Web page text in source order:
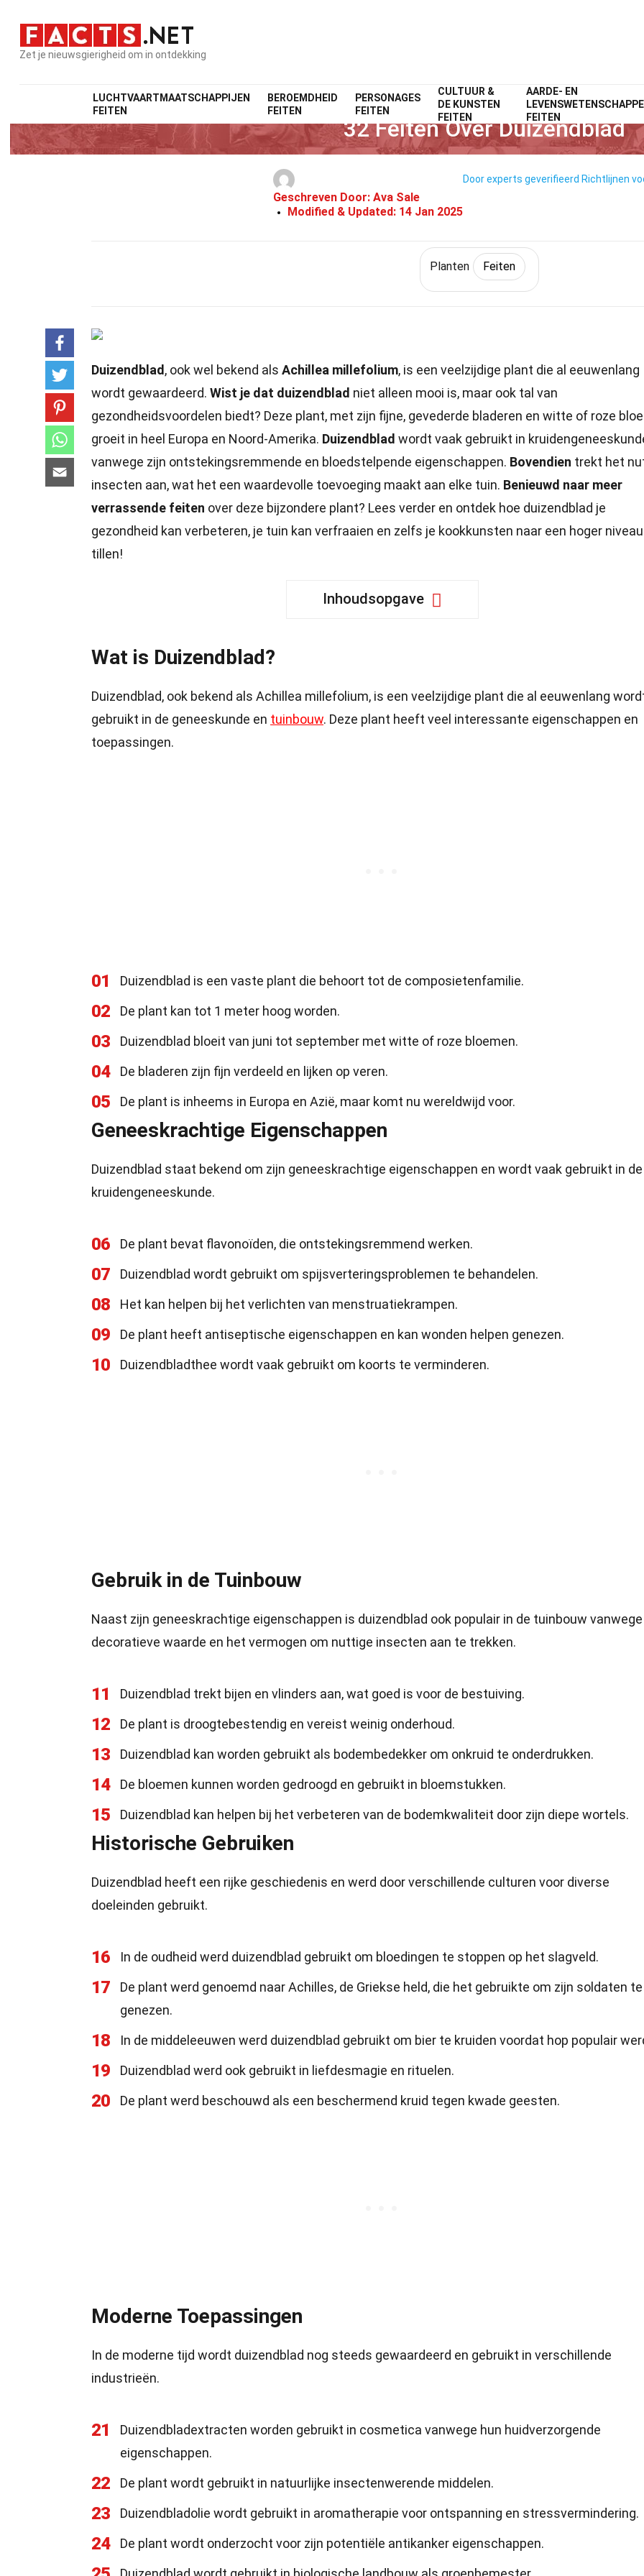
Zet je nieuwsgierigheid om in ontdekking
LUCHTVAARTMAATSCHAPPIJEN
FEITEN
BEROEMDHEID
FEITEN
PERSONAGES
FEITEN
CULTUUR &
DE KUNSTEN
FEITEN
AARDE- EN
FEITEN
Home NatuurFeiten PlantenFeiten
32 Feiten Over Duizendblad
Geschreven Door: Ava Sale
Modified & Updated: 14 Jan 2025
Door experts geverifieerd Richtlijnen
Planten Feiten
Duizendblad , ook wel bekend als Achillea millefolium, is een veelzijdige plant die al eeuwenlang
wordt gewaardeerd. Wist je dat duizendblad niet alleen mooi is, maar ook tal van
gezondheidsvoordelen biedt? Deze plant, met zijn fijne, gevederde bladeren en witte of roze
groeit in heel Europa en Noord-Amerika. Duizendblad wordt vaak gebruikt in
vanwege zijn ontstekingsremmende en bloedstelpende eigenschappen. Bovendien trekt het
insecten aan, wat het een waardevolle toevoeging maakt aan elke tuin. Benieuwd naar meer
verrassende feiten over deze bijzondere plant? Lees verder en ontdek hoe duizendblad je
gezondheid kan verbeteren, je tuin kan verfraaien en zelfs je kookkunsten naar een hoger
tillen!
Inhoudsopgave
Wat is Duizendblad?
Duizendblad, ook bekend als Achillea millefolium, is een veelzijdige plant die al eeuwenlang
gebruikt in de geneeskunde en tuinbouw. Deze plant heeft veel interessante eigenschappen en
toepassingen.
01 Duizendblad is een vaste plant die behoort tot de composietenfamilie.
02 De plant kan tot 1 meter hoog worden.
03 Duizendblad bloeit van juni tot september met witte of roze bloemen.
04 De bladeren zijn fijn verdeeld en lijken op veren.
05 De plant is inheems in Europa en Azië, maar komt nu wereldwijd voor.
Geneeskrachtige Eigenschappen
Duizendblad staat bekend om zijn geneeskrachtige eigenschappen en wordt vaak gebruikt in de
kruidengeneeskunde.
06 De plant bevat flavonoïden, die ontstekingsremmend werken.
07 Duizendblad wordt gebruikt om spijsverteringsproblemen te behandelen.
08 Het kan helpen bij het verlichten van menstruatiekrampen.
09 De plant heeft antiseptische eigenschappen en kan wonden helpen genezen.
10 Duizendbladthee wordt vaak gebruikt om koorts te verminderen.
Gebruik in de Tuinbouw
Naast zijn geneeskrachtige eigenschappen is duizendblad ook populair in de tuinbouw
decoratieve waarde en het vermogen om nuttige insecten aan te trekken.
11 Duizendblad trekt bijen en vlinders aan, wat goed is voor de bestuiving.
12 De plant is droogtebestendig en vereist weinig onderhoud.
13 Duizendblad kan worden gebruikt als bodembedekker om onkruid te onderdrukken.
14 De bloemen kunnen worden gedroogd en gebruikt in bloemstukken.
15 Duizendblad kan helpen bij het verbeteren van de bodemkwaliteit door zijn diepe wortels.
Historische Gebruiken
Duizendblad heeft een rijke geschiedenis en werd door verschillende culturen voor diverse
doeleinden gebruikt.
16 In de oudheid werd duizendblad gebruikt om bloedingen te stoppen op het slagveld.
17
De plant werd genoemd naar Achilles, de Griekse held, die het gebruikte om zijn soldaten te
genezen.
18 In de middeleeuwen werd duizendblad gebruikt om bier te kruiden voordat hop populair
19 Duizendblad werd ook gebruikt in liefdesmagie en rituelen.
20 De plant werd beschouwd als een beschermend kruid tegen kwade geesten.
Moderne Toepassingen
In de moderne tijd wordt duizendblad nog steeds gewaardeerd en gebruikt in verschillende
industrieën.
21
Duizendbladextracten worden gebruikt in cosmetica vanwege hun huidverzorgende
eigenschappen.
22 De plant wordt gebruikt in natuurlijke insectenwerende middelen.
23 Duizendbladolie wordt gebruikt in aromatherapie voor ontspanning en stressvermindering.
24 De plant wordt onderzocht voor zijn potentiële antikanker eigenschappen.